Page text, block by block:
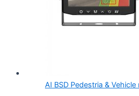
AI BSD Pedestria &